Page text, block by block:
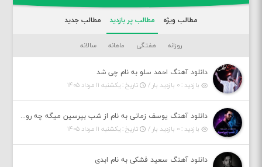
مطالب ویژه مطالب پر بازدید مطالب جدید
روزانه هفتگی ماهانه سالانه
دانلود آهنگ احمد سلو به نام چی شد
بازدید : ۰ بازدید بار /
تاریخ : یکشنبه ۱۱ مرداد ۱۴۰۵
دانلود آهنگ یوسف زمانی به نام از شب بپرسین میگه چه روزگاری دارم
بازدید : ۰ بازدید بار /
تاریخ : یکشنبه ۱۱ مرداد ۱۴۰۵
دانلود آهنگ سعید فشکی به نام ابدی